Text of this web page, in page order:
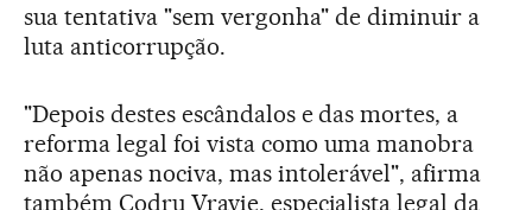
sua tentativa "sem vergonha" de diminuir a
luta anticorrupção.
"Depois destes escândalos e das mortes, a
reforma legal foi vista como uma manobra
não apenas nociva, mas intolerável", afirma
também Codru Vravie, especialista legal da